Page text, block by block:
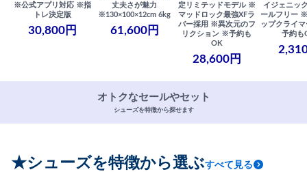
※公式アプリ対応 ※指
トレ決定版
30,800円
丈夫さが魅力
※130×100×12cm 6kg
61,600円
定リミテッドモデル ※
マッドロック最強XFラ
バー採用 ※異次元のフ
リクション ※予約も
OK
28,600円
イジェニッ
ールフリー
ップクライ
予約も
オトクなセールやセット
シューズを特徴から探せます
★シューズを特徴から選ぶすべて見る